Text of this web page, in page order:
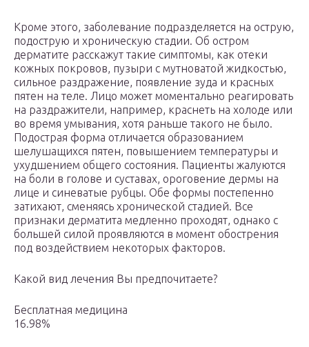
Кроме этого, заболевание подразделяется на острую,
подострую и хроническую стадии. Об остром
дерматите расскажут такие симптомы, как отеки
кожных покровов, пузыри с мутноватой жидкостью,
сильное раздражение, появление зуда и красных
пятен на теле. Лицо может моментально реагировать
на раздражители, например, краснеть на холоде или
во время умывания, хотя раньше такого не было.
Подострая форма отличается образованием
шелушащихся пятен, повышением температуры и
ухудшением общего состояния. Пациенты жалуются
на боли в голове и суставах, ороговение дермы на
лице и синеватые рубцы. Обе формы постепенно
затихают, сменяясь хронической стадией. Все
признаки дерматита медленно проходят, однако с
большей силой проявляются в момент обострения
под воздействием некоторых факторов.
Какой вид лечения Вы предпочитаете?
Бесплатная медицина
16.98%